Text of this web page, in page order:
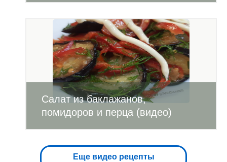
Салат из баклажанов,
помидоров и перца (видео)
Еще видео рецепты